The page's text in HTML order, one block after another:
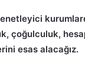
çoğulculuk,
esas alacağız.